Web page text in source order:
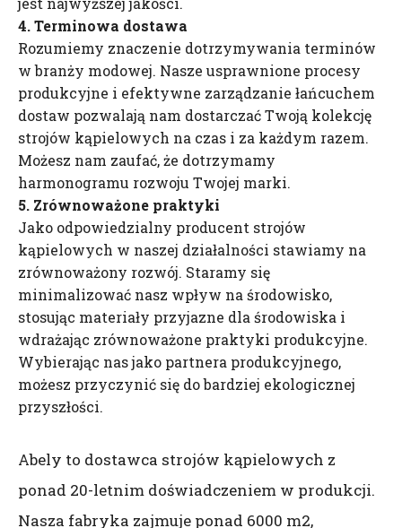
4. Terminowa dostawa
Rozumiemy znaczenie dotrzymywania terminów
w branży modowej. Nasze usprawnione procesy
produkcyjne i efektywne zarządzanie łańcuchem
dostaw pozwalają nam dostarczać Twoją kolekcję
strojów kąpielowych na czas i za każdym razem.
Możesz nam zaufać, że dotrzymamy
harmonogramu rozwoju Twojej marki.
5. Zrównoważone praktyki
Jako odpowiedzialny producent strojów
kąpielowych w naszej działalności stawiamy na
zrównoważony rozwój. Staramy się
minimalizować nasz wpływ na środowisko,
stosując materiały przyjazne dla środowiska i
wdrażając zrównoważone praktyki produkcyjne.
Wybierając nas jako partnera produkcyjnego,
możesz przyczynić się do bardziej ekologicznej
przyszłości.
Abely to dostawca strojów kąpielowych z
ponad 20-letnim doświadczeniem w produkcji.
Nasza fabryka zajmuje ponad 6000 m2,